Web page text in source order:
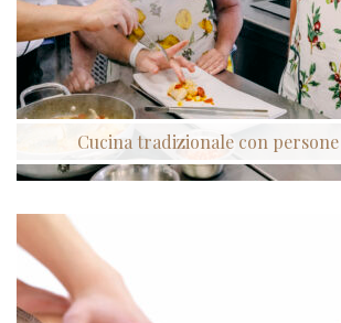
Cucina tradizionale con